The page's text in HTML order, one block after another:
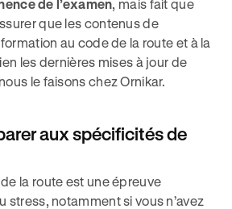
de l’examen, mais fait que
que les contenus de
au code de la route et à la
les dernières mises à jour de
le faisons chez Ornikar.
aux spécificités de
la route est une épreuve
stress, notamment si vous n’avez